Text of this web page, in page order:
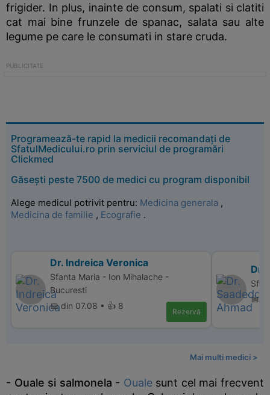
frigider. In plus, inainte de consum, spalati si clatiti
cat mai bine frunzele de spanac, salata sau alte
legume pe care le consumati in stare cruda.
Programează-te rapid la medicii recomandați de
SfatulMedicului.ro prin serviciul de programări
Clickmed
Găsești peste 7500 de medici cu program disponibil
Alege medicul potrivit pentru: Medicina generala ,
Medicina de familie , Ecografie .
Dr. Indreica Veronica
Sfanta Maria - Ion Mihalache -
Bucuresti
📅 din 07.08 • 👍 8
Rezervă
Dr.
📅
Mai multi medici >
- Ouale si salmonela - Oualesunt cel mai frecvent